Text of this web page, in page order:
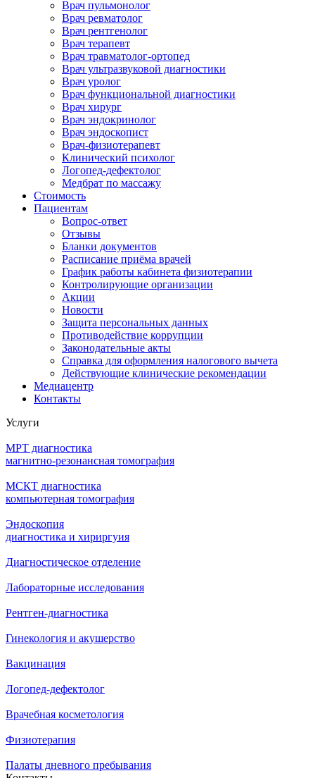
Врач пульмонолог
Врач ревматолог
Врач рентгенолог
Врач терапевт
Врач травматолог-ортопед
Врач ультразвуковой диагностики
Врач уролог
Врач функциональной диагностики
Врач хирург
Врач эндокринолог
Врач эндоскопист
Врач-физиотерапевт
Клинический психолог
Логопед-дефектолог
Медбрат по массажу
Стоимость
Пациентам
Вопрос-ответ
Отзывы
Бланки документов
Расписание приёма врачей
График работы кабинета физиотерапии
Контролирующие организации
Акции
Новости
Защита персональных данных
Противодействие коррупции
Законодательные акты
Справка для оформления налогового вычета
Действующие клинические рекомендации
Медиацентр
Контакты
Услуги
МРТ диагностика
магнитно-резонансная томография
МСКТ диагностика
компьютерная томография
Эндоскопия
диагностика и хириргуия
Диагностическое отделение
Лабораторные исследования
Рентген-диагностика
Гинекология и акушерство
Вакцинация
Логопед-дефектолог
Врачебная косметология
Физиотерапия
Палаты дневного пребывания